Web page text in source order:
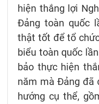
hiện thắng lợi
Đảng toàn quốc
thật tốt để tổ
biểu toàn quốc
bảo thực hiện
năm mà Đảng đã
hướng cụ thể,